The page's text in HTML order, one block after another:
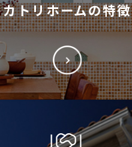
カトリホームの特徴